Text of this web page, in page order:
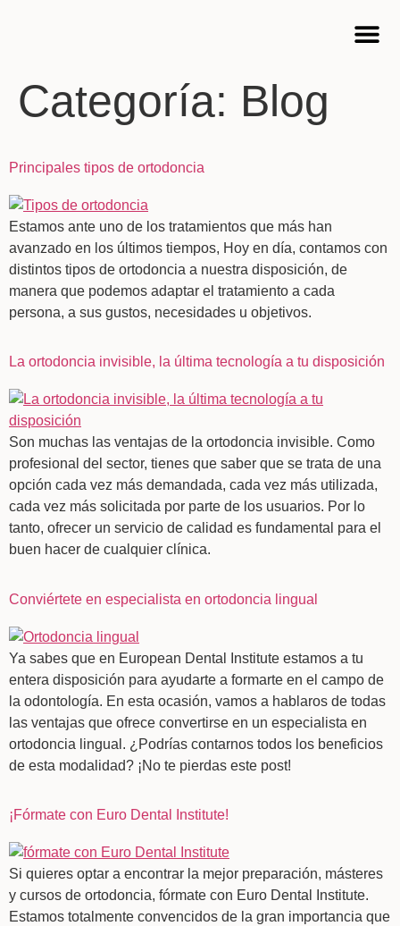
Categoría: Blog
Principales tipos de ortodoncia
Estamos ante uno de los tratamientos que más han
avanzado en los últimos tiempos, Hoy en día, contamos con
distintos tipos de ortodoncia a nuestra disposición, de
manera que podemos adaptar el tratamiento a cada
persona, a sus gustos, necesidades u objetivos.
La ortodoncia invisible, la última tecnología a tu disposición
Son muchas las ventajas de la ortodoncia invisible. Como
profesional del sector, tienes que saber que se trata de una
opción cada vez más demandada, cada vez más utilizada,
cada vez más solicitada por parte de los usuarios. Por lo
tanto, ofrecer un servicio de calidad es fundamental para el
buen hacer de cualquier clínica.
Conviértete en especialista en ortodoncia lingual
Ya sabes que en European Dental Institute estamos a tu
entera disposición para ayudarte a formarte en el campo de
la odontología. En esta ocasión, vamos a hablaros de todas
las ventajas que ofrece convertirse en un especialista en
ortodoncia lingual. ¿Podrías contarnos todos los beneficios
de esta modalidad? ¡No te pierdas este post!
¡Fórmate con Euro Dental Institute!
Si quieres optar a encontrar la mejor preparación, másteres
y cursos de ortodoncia, fórmate con Euro Dental Institute.
Estamos totalmente convencidos de la gran importancia que